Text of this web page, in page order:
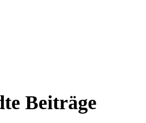
Beiträge